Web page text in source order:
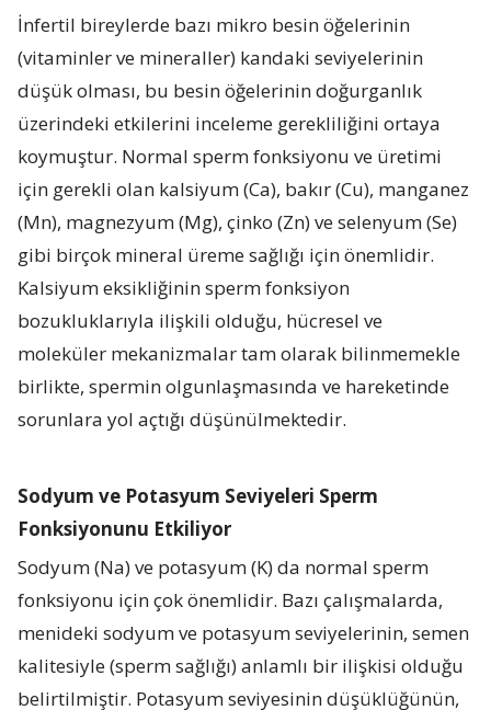
İnfertil bireylerde bazı mikro besin öğelerinin
(vitaminler ve mineraller) kandaki seviyelerinin
düşük olması, bu besin öğelerinin doğurganlık
üzerindeki etkilerini inceleme gerekliliğini ortaya
koymuştur. Normal sperm fonksiyonu ve üretimi
için gerekli olan kalsiyum (Ca), bakır (Cu), manganez
(Mn), magnezyum (Mg), çinko (Zn) ve selenyum (Se)
gibi birçok mineral üreme sağlığı için önemlidir.
Kalsiyum eksikliğinin sperm fonksiyon
bozukluklarıyla ilişkili olduğu, hücresel ve
moleküler mekanizmalar tam olarak bilinmemekle
birlikte, spermin olgunlaşmasında ve hareketinde
sorunlara yol açtığı düşünülmektedir.
Sodyum ve Potasyum Seviyeleri Sperm
Fonksiyonunu Etkiliyor
Sodyum (Na) ve potasyum (K) da normal sperm
fonksiyonu için çok önemlidir. Bazı çalışmalarda,
menideki sodyum ve potasyum seviyelerinin, semen
kalitesiyle (sperm sağlığı) anlamlı bir ilişkisi olduğu
belirtilmiştir. Potasyum seviyesinin düşüklüğünün,